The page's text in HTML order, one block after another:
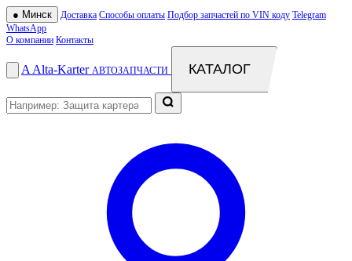
● Минск Доставка Способы оплаты Подбор запчастей по VIN коду Telegram
WhatsApp
О компании Контакты
A Alta-Karter АВТОЗАПЧАСТИ КАТАЛОГ